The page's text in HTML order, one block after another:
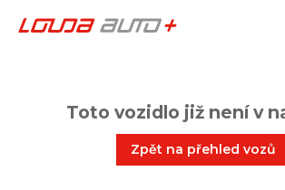
Toto vozidlo již není v
Zpět na přehled vozů